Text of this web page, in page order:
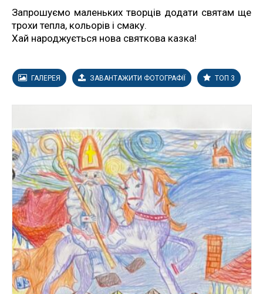
Запрошуємо маленьких творців додати святам ще
трохи тепла, кольорів і смаку.
Хай народжується нова святкова казка!
ГАЛЕРЕЯ ЗАВАНТАЖИТИ ФОТОГРАФІЇ ТОП 3